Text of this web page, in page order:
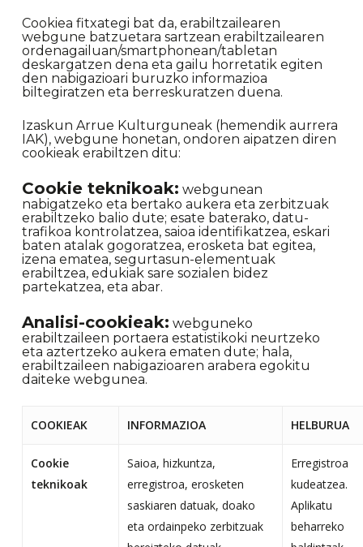
Cookiea fitxategi bat da, erabiltzailearen
webgune batzuetara sartzean erabiltzailearen
ordenagailuan/smartphonean/tabletan
deskargatzen dena eta gailu horretatik egiten
den nabigazioari buruzko informazioa
biltegiratzen eta berreskuratzen duena.
Izaskun Arrue Kulturguneak (hemendik aurrera
IAK), webgune honetan, ondoren aipatzen diren
cookieak erabiltzen ditu:
Cookie teknikoak: webgunean
nabigatzeko eta bertako aukera eta zerbitzuak
erabiltzeko balio dute; esate baterako, datu-
trafikoa kontrolatzea, saioa identifikatzea, eskari
baten atalak gogoratzea, erosketa bat egitea,
izena ematea, segurtasun-elementuak
erabiltzea, edukiak sare sozialen bidez
partekatzea, eta abar.
Analisi-cookieak: webguneko
erabiltzaileen portaera estatistikoki neurtzeko
eta aztertzeko aukera ematen dute; hala,
erabiltzaileen nabigazioaren arabera egokitu
daiteke webgunea.
COOKIEAK INFORMAZIOA HELBURUA
Cookie
teknikoak
Saioa, hizkuntza,
erregistroa, erosketen
saskiaren datuak, doako
eta ordainpeko zerbitzuak
Erregistroa
kudeatzea.
Aplikatu
beharreko